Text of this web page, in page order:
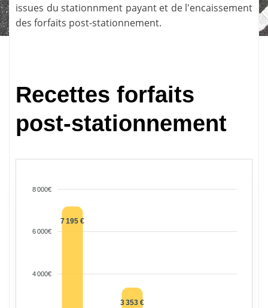
issues du stationnment payant et de l'encaissement
des forfaits post-stationnement.
Recettes forfaits
post-stationnement
8 000€
6 000€
4 000€
7 195 €
3 353 €